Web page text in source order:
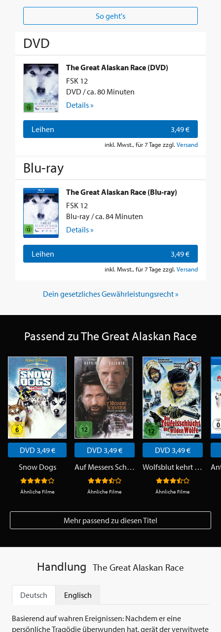
So geht's
DVD
The Great Alaskan Race (DVD)
FSK 12
DVD / ca. 80 Minuten
Details »
Leihen 3,49 €
inkl. Mwst., für 7 Tage zzgl. Versand
Blu-ray
The Great Alaskan Race (Blu-ray)
FSK 12
Blu-ray / ca. 84 Minuten
Details »
Leihen 3,49 €
inkl. Mwst., für 7 Tage zzgl. Versand
Dein gesetzliches Gewährleistungsrecht »
Passend zu The Great Alaskan Race
DVD 3,49 €
Snow Dogs
Ähnliche Filme
DVD 3,49 €
Auf Messers Schneide - Rivalen am Abgrund
Ähnliche Filme
DVD 3,49 €
Wolfsblut kehrt zurück - Die Teufelsschlucht der wilden Wölfe
Ähnliche Filme
Mehr passend zu diesen Titel
Handlung The Great Alaskan Race
Deutsch Englisch
Basierend auf wahren Ereignissen: Nachdem er eine
persönliche Tragödie überwunden hat, gerät der verwitwete